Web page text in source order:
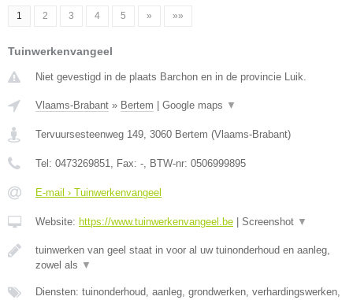
1 2 3 4 5 » »»
Tuinwerkenvangeel
Niet gevestigd in de plaats Barchon en in de provincie Luik.
Vlaams-Brabant » Bertem Google maps ▼
Tervuursesteenweg 149, 3060 Bertem (Vlaams-Brabant)
Tel: 0473269851, Fax: -, BTW-nr: 0506999895
E-mail › Tuinwerkenvangeel
Website: https://www.tuinwerkenvangeel.be Screenshot ▼
tuinwerken van geel staat in voor al uw tuinonderhoud en aanleg,
zowel als ▼
Diensten: tuinonderhoud, aanleg, grondwerken, verhardingswerken,